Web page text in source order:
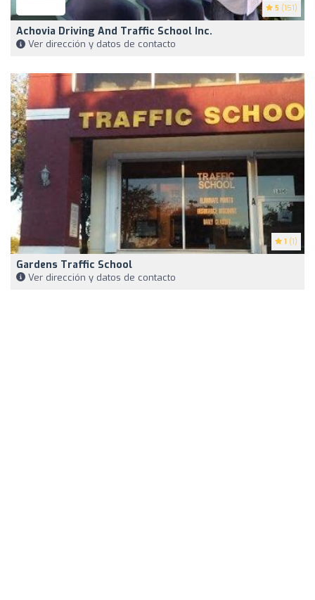
5 (151)
Achovia Driving And Traffic School Inc.
Ver dirección y datos de contacto
1 (1)
Gardens Traffic School
Ver dirección y datos de contacto